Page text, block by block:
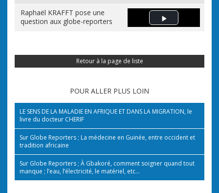
Raphaël KRAFFT pose une
question aux globe-reporters
Play Video
Retour à la page de liste
POUR ALLER PLUS LOIN
LE SENS DE LA MALADIE EN AFRIQUE ET DANS LA MIGRATION, le
livre du docteur CHERIF
Sur Globe Reporters ; La médecine en Guinée, entre occident et
tradition africaine
Sur Globe Reporters ; À Gbakoré, comment soigner quand tout
manque ; l’eau, l’électricité, le matériel, etc…